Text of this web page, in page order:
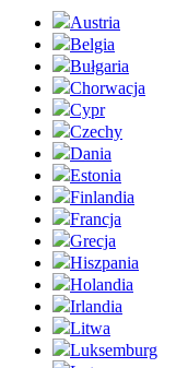
Austria
Belgia
Bułgaria
Chorwacja
Cypr
Czechy
Dania
Estonia
Finlandia
Francja
Grecja
Hiszpania
Holandia
Irlandia
Litwa
Luksemburg